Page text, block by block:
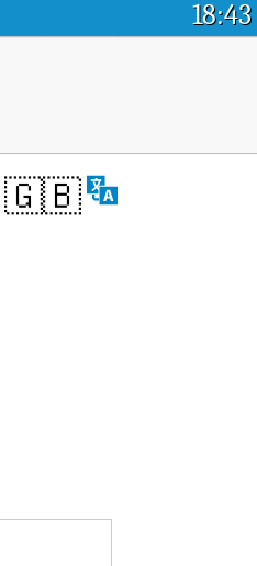
18:43
🇬🇧